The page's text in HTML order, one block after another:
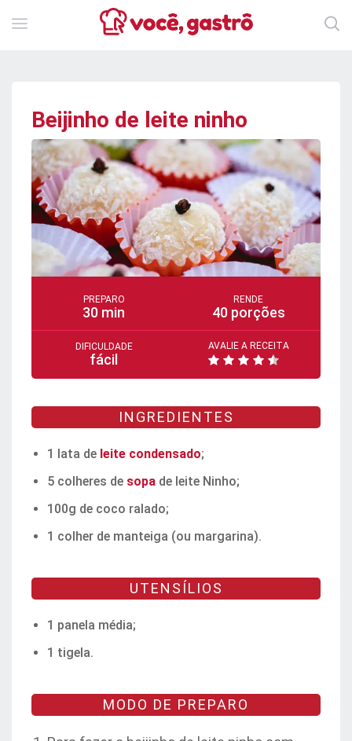
Beijinho de leite ninho
PREPARO
30 min
RENDE
40 porções
DIFICULDADE
fácil
AVALIE A RECEITA
INGREDIENTES
1 lata de leite condensado;
5 colheres de sopa de leite Ninho;
100g de coco ralado;
1 colher de manteiga (ou margarina).
UTENSÍLIOS
1 panela média;
1 tigela.
MODO DE PREPARO